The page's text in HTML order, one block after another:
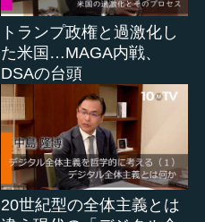
トランプ政権と過激化し
た米国…MAGA内戦、
DSAの台頭
20世紀型の全体主義とは